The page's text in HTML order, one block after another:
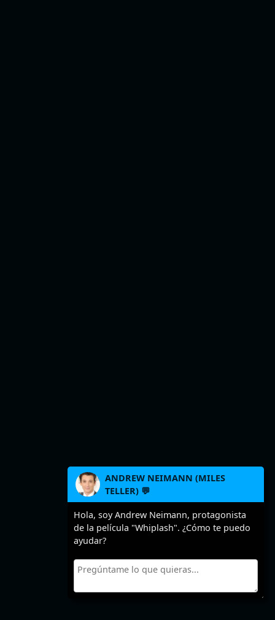
ANDREW NEIMANN (MILES
TELLER) 💬
Hola, soy Andrew Neimann, protagonista
de la película "Whiplash". ¿Cómo te puedo
ayudar?